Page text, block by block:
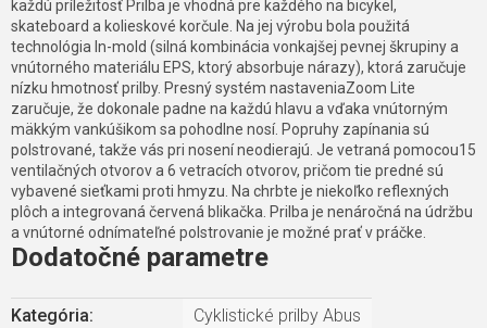
každú príležitosť Prilba je vhodná pre každého na bicykel,
skateboard a kolieskové korčule. Na jej výrobu bola použitá
technológia In-mold (silná kombinácia vonkajšej pevnej škrupiny a
vnútorného materiálu EPS, ktorý absorbuje nárazy), ktorá zaručuje
nízku hmotnosť prilby. Presný systém nastaveniaZoom Lite
zaručuje, že dokonale padne na každú hlavu a vďaka vnútorným
mäkkým vankúšikom sa pohodlne nosí. Popruhy zapínania sú
polstrované, takže vás pri nosení neodierajú. Je vetraná pomocou15
ventilačných otvorov a 6 vetracích otvorov, pričom tie predné sú
vybavené sieťkami proti hmyzu. Na chrbte je niekoľko reflexných
plôch a integrovaná červená blikačka. Prilba je nenáročná na údržbu
a vnútorné odnímateľné polstrovanie je možné prať v práčke.
Dodatočné parametre
Kategória:
Cyklistické prilby Abus